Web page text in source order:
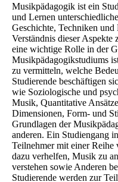
Musikpädagogik ist ein
und Lernen
Geschichte, Techniken
Verständnis dieser
eine wichtige Rolle in der
Musikpädagogikstudiums
zu vermitteln, welche
Studierende beschäftigen
wie Soziologische und
Musik, Quantitative
Dimensionen, Form- und
Grundlagen der
anderen. Ein Studiengang
Teilnehmer mit einer Reihe
dazu verhelfen, Musik zu
verstehen sowie Anderen
Studierende werden zur